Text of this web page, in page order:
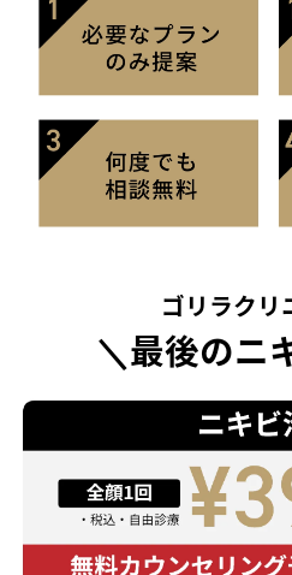
ゴリラクリ
＼最後のニ